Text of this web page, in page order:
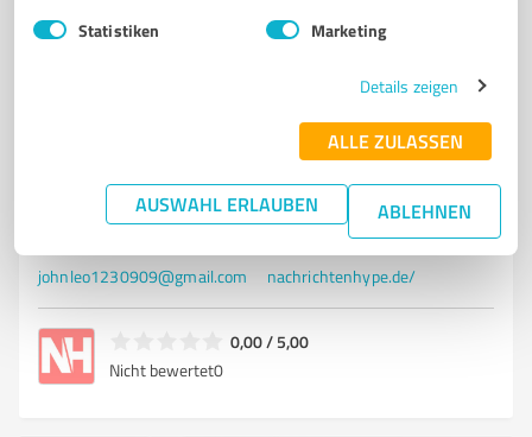
Statistiken Marketing
Details zeigen
ALLE ZULASSEN
AUSWAHL ERLAUBEN ABLEHNEN
Der Begriff „Nachrichtenhype“ bezeichnet die
übermäßige oder sensationelle Beric
johnleo1230909@gmail.com nachrichtenhype.de/
0,00 / 5,00
Nicht bewertet0